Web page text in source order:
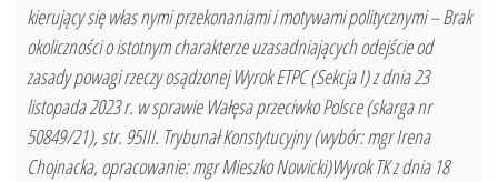
kierujący się włas nymi przekonaniami i motywami politycznymi – Brak
okoliczności o istotnym charakterze uzasadniających odejście od
zasady powagi rzeczy osądzonej Wyrok ETPC (Sekcja I) z dnia 23
listopada 2023 r. w sprawie Wałęsa przeciwko Polsce (skarga nr
50849/21), str. 95III. Trybunał Konstytucyjny (wybór: mgr Irena
Chojnacka, opracowanie: mgr Mieszko Nowicki)Wyrok TK z dnia 18